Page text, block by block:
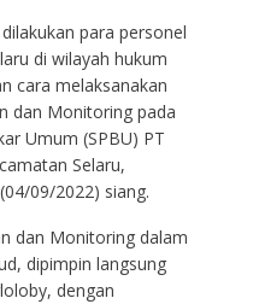
para personel
di wilayah hukum
cara melaksanakan
dan Monitoring pada
Umum (SPBU) PT
Selaru,
09/2022) siang.
dan Monitoring dalam
dipimpin langsung
dengan